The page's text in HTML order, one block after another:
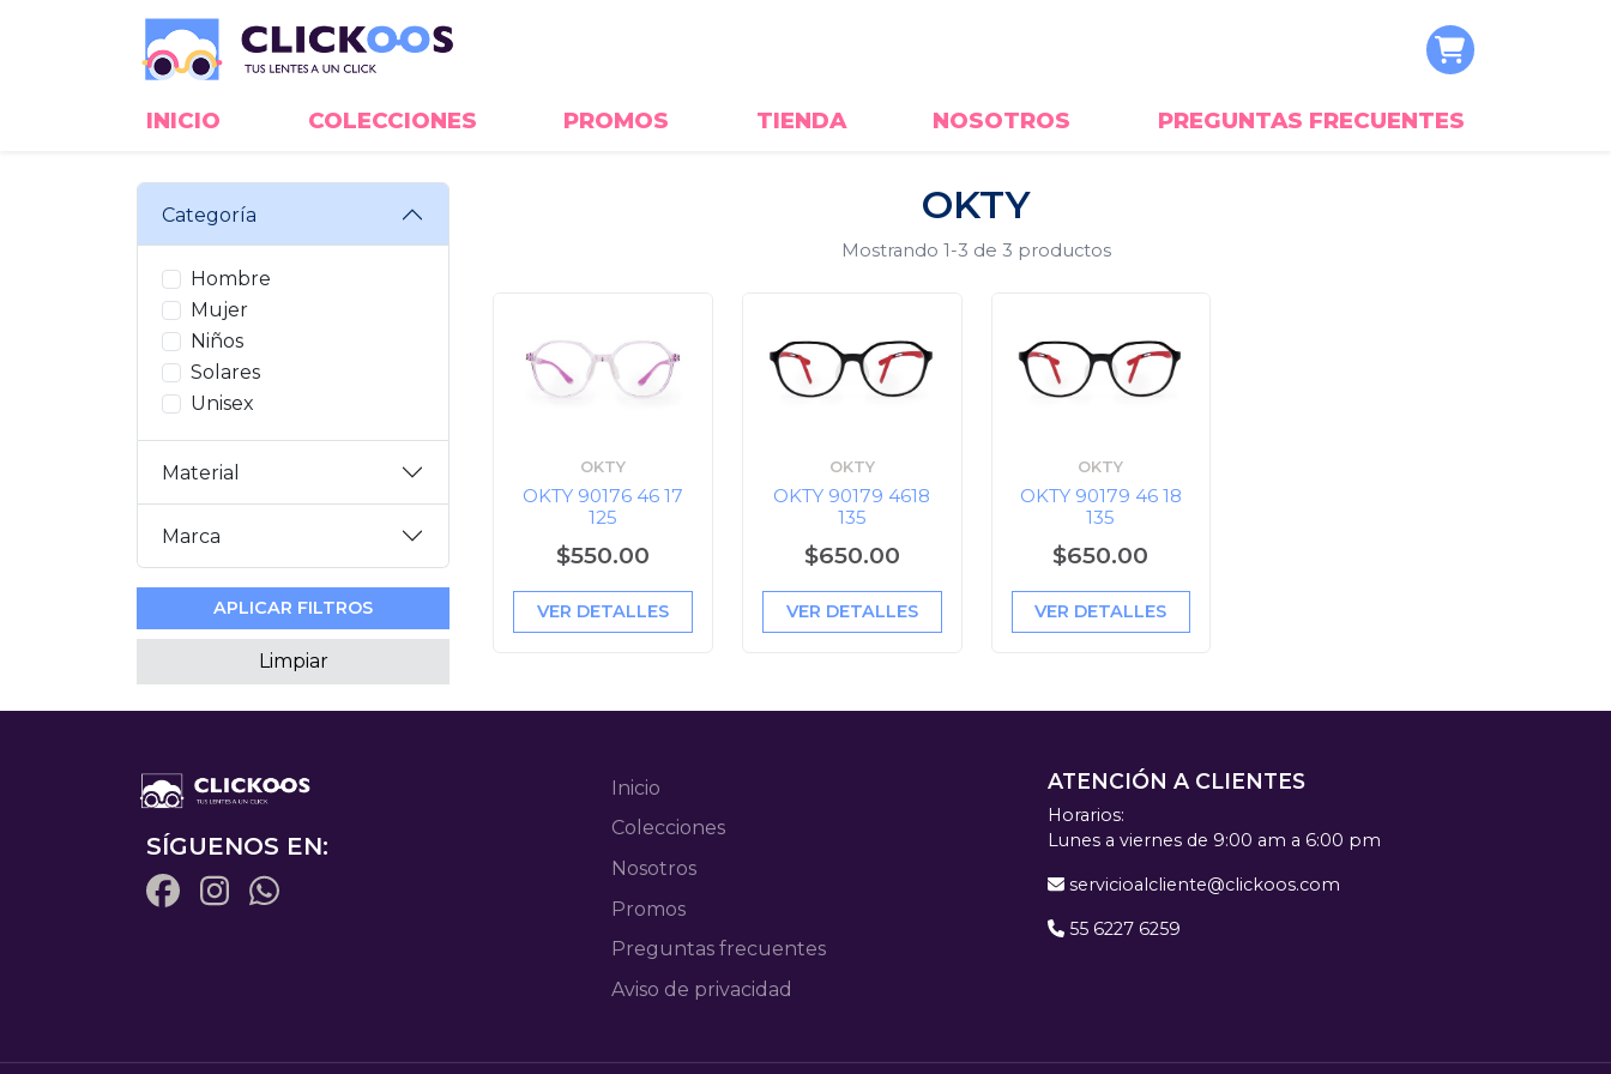
INICIO COLECCIONES PROMOS TIENDA NOSOTROS PREGUNTAS FRECUENTES
Categoría
Hombre
Mujer
Niños
Solares
Unisex
Material
Marca
APLICAR FILTROS
Limpiar
OKTY
Mostrando 1-3 de 3 productos
OKTY
OKTY 90176 46 17
125
$550.00
VER DETALLES
OKTY
OKTY 90179 4618
135
$650.00
VER DETALLES
OKTY
OKTY 90179 46 18
135
$650.00
VER DETALLES
SÍGUENOS EN:
Inicio
Colecciones
Nosotros
Promos
Preguntas frecuentes
Aviso de privacidad
ATENCIÓN A CLIENTES
Horarios:
Lunes a viernes de 9:00 am a 6:00 pm
servicioalcliente@clickoos.com
55 6227 6259